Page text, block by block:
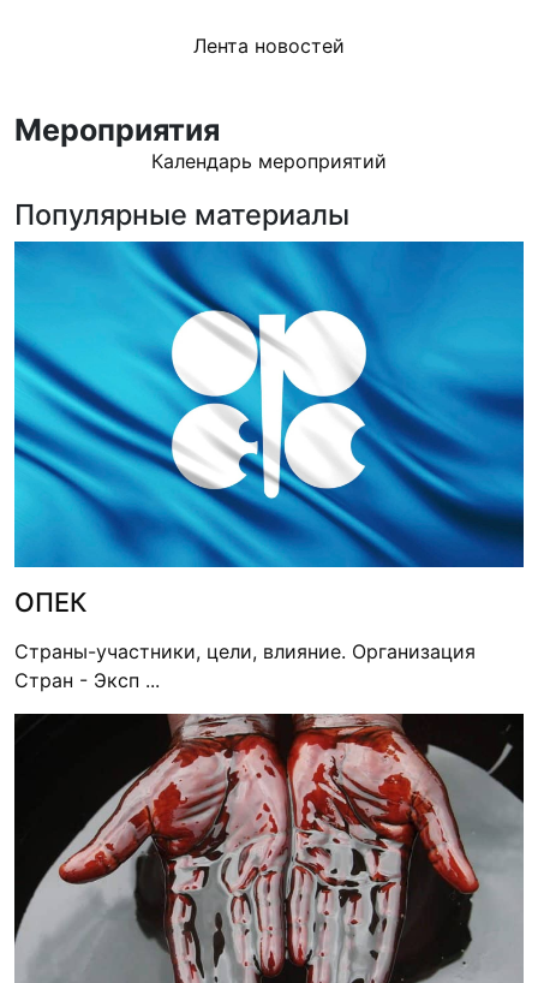
Лента новостей
Мероприятия
Календарь мероприятий
Популярные материалы
ОПЕК
Страны-участники, цели, влияние. Организация
Стран - Эксп ...